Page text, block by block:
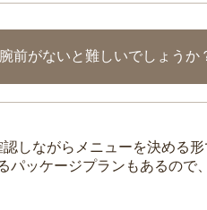
前がないと難しいでしょうか
しながらメニューを決める形
ッケージプランもあるので